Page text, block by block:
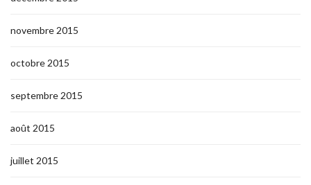
novembre 2015
octobre 2015
septembre 2015
août 2015
juillet 2015